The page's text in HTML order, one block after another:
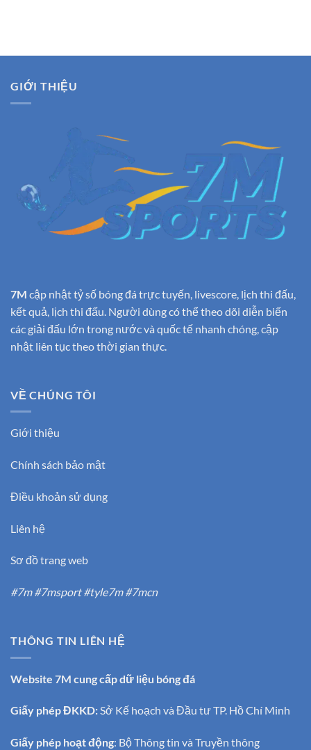
GIỚI THIỆU
7M cập nhật tỷ số bóng đá trực tuyến, livescore, lịch thi đấu,
kết quả, lịch thi đấu. Người dùng có thể theo dõi diễn biến
các giải đấu lớn trong nước và quốc tế nhanh chóng, cập
nhật liên tục theo thời gian thực.
VỀ CHÚNG TÔI
Giới thiệu
Chính sách bảo mật
Điều khoản sử dụng
Liên hệ
Sơ đồ trang web
#7m #7msport #tyle7m #7mcn
THÔNG TIN LIÊN HỆ
Website 7M cung cấp dữ liệu bóng đá
Giấy phép ĐKKD:Sở Kế hoạch và Đầu tư TP. Hồ Chí Minh
Giấy phép hoạt động: Bộ Thông tin và Truyền thông